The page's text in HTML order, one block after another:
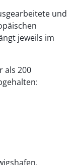
und
jeweils im
als 200